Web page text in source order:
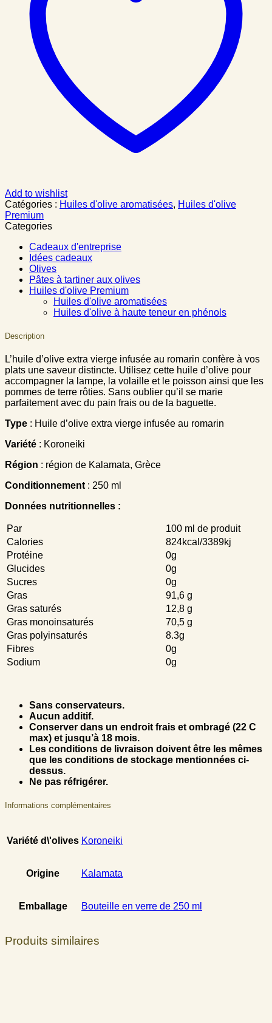
Add to wishlist
Catégories : Huiles d'olive aromatisées, Huiles d'olive
Premium
Categories
Cadeaux d'entreprise
Idées cadeaux
Olives
Pâtes à tartiner aux olives
Huiles d'olive Premium
Huiles d'olive aromatisées
Huiles d'olive à haute teneur en phénols
Description
L’huile d’olive extra vierge infusée au romarin confère à vos
plats une saveur distincte. Utilisez cette huile d’olive pour
accompagner la lampe, la volaille et le poisson ainsi que les
pommes de terre rôties. Sans oublier qu’il se marie
parfaitement avec du pain frais ou de la baguette.
Type : Huile d’olive extra vierge infusée au romarin
Variété : Koroneiki
Région : région de Κalamata, Grèce
Conditionnement : 250 ml
Données nutritionnelles :
Par
100 ml de produit
Calories
824kcal/3389kj
Protéine
0g
Glucides
0g
Sucres
0g
Gras
91,6 g
Gras saturés
12,8 g
Gras monoinsaturés
70,5 g
Gras polyinsaturés
8.3g
Fibres
0g
Sodium
0g
Sans conservateurs.
Aucun additif.
Conserver dans un endroit frais et ombragé (22 C
max) et jusqu’à 18 mois.
Les conditions de livraison doivent être les mêmes
que les conditions de stockage mentionnées ci-
dessus.
Ne pas réfrigérer.
Informations complémentaires
Variété d\'olives Koroneiki
Origine Kalamata
Emballage Bouteille en verre de 250 ml
Produits similaires